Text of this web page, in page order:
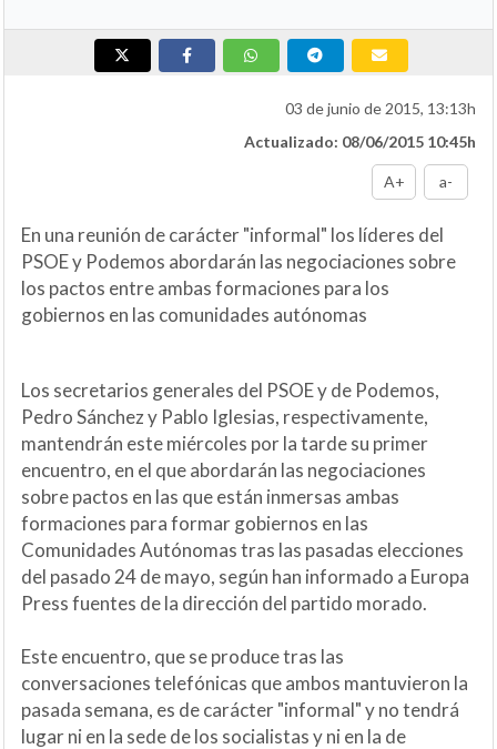
03 de junio de 2015, 13:13h
Actualizado: 08/06/2015 10:45h
A+ a-
En una reunión de carácter "informal" los líderes del
PSOE y Podemos abordarán las negociaciones sobre
los pactos entre ambas formaciones para los
gobiernos en las comunidades autónomas
Los secretarios generales del PSOE y de Podemos,
Pedro Sánchez y Pablo Iglesias, respectivamente,
mantendrán este miércoles por la tarde su primer
encuentro, en el que abordarán las negociaciones
sobre pactos en las que están inmersas ambas
formaciones para formar gobiernos en las
Comunidades Autónomas tras las pasadas elecciones
del pasado 24 de mayo, según han informado a Europa
Press fuentes de la dirección del partido morado.
Este encuentro, que se produce tras las
conversaciones telefónicas que ambos mantuvieron la
pasada semana, es de carácter "informal" y no tendrá
lugar ni en la sede de los socialistas y ni en la de